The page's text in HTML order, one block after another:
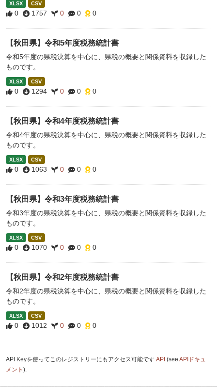
XLSX CSV
0 1757 0 0 0
【秋田県】令和5年度税務統計書
令和5年度の県税決算を中心に、県税の概要と関係資料を収録した
ものです。
XLSX CSV
0 1294 0 0 0
【秋田県】令和4年度税務統計書
令和4年度の県税決算を中心に、県税の概要と関係資料を収録した
ものです。
XLSX CSV
0 1063 0 0 0
【秋田県】令和3年度税務統計書
令和3年度の県税決算を中心に、県税の概要と関係資料を収録した
ものです。
XLSX CSV
0 1070 0 0 0
【秋田県】令和2年度税務統計書
令和2年度の県税決算を中心に、県税の概要と関係資料を収録した
ものです。
XLSX CSV
0 1012 0 0 0
API Keyを使ってこのレジストリーにもアクセス可能です API (see APIドキュ
メント ).